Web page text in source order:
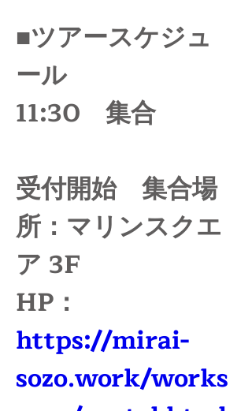
■ツアースケジュ
ール
11:30　集合
受付開始　集合場
所：マリンスクエ
ア 3F
HP：
https://mirai-
sozo.work/works